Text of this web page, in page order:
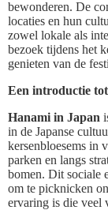
bewonderen. De
locaties en hun
zowel lokale als
bezoek tijdens het
genieten van de
Een introductie
Hanami in Japan
in de Japanse
kersenbloesems in
parken en langs
bomen. Dit sociale
om te picknicken
ervaring is die veel